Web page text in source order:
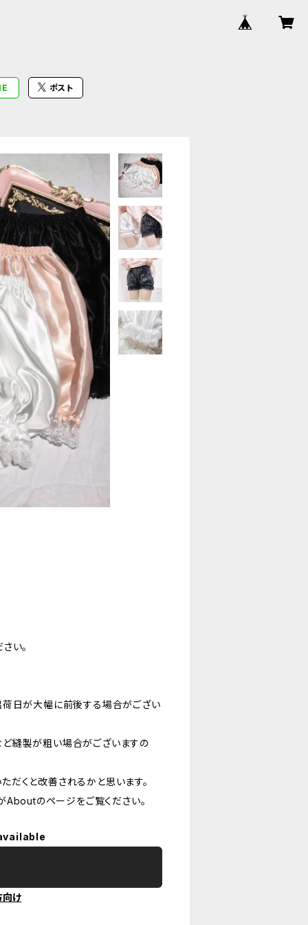
ポスト
い。
荷日が大幅に前後する場合がござい
縫製が粗い場合がございますの
くと改善されるかと思います。
のページをご覧ください。
向け